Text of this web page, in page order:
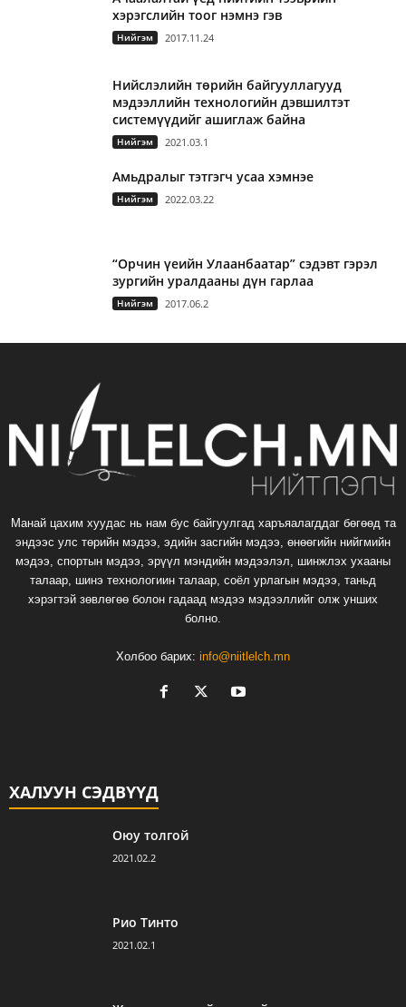
хэрэгслийн тоог нэмнэ гэв
Нийгэм 2017.11.24
Нийслэлийн төрийн байгууллагууд
мэдээллийн технологийн дэвшилтэт
системүүдийг ашиглаж байна
Нийгэм 2021.03.1
Амьдралыг тэтгэгч усаа хэмнэе
Нийгэм 2022.03.22
“Орчин үеийн Улаанбаатар” сэдэвт гэрэл
зургийн уралдааны дүн гарлаа
Нийгэм 2017.06.2
Манай цахим хуудас нь нам бус байгуулгад харъяалагддаг бөгөөд та
эндээс улс төрийн мэдээ, эдийн засгийн мэдээ, өнөөгийн нийгмийн
мэдээ, спортын мэдээ, эрүүл мэндийн мэдээлэл, шинжлэх ухааны
талаар, шинэ технологиин талаар, соёл урлагын мэдээ, таньд
хэрэгтэй зөвлөгөө болон гадаад мэдээ мэдээллийг олж унших
болно.
Холбоо барих: info@niitlelch.mn
ХАЛУУН СЭДВҮҮД
Оюу толгой
2021.02.2
Рио Тинто
2021.02.1